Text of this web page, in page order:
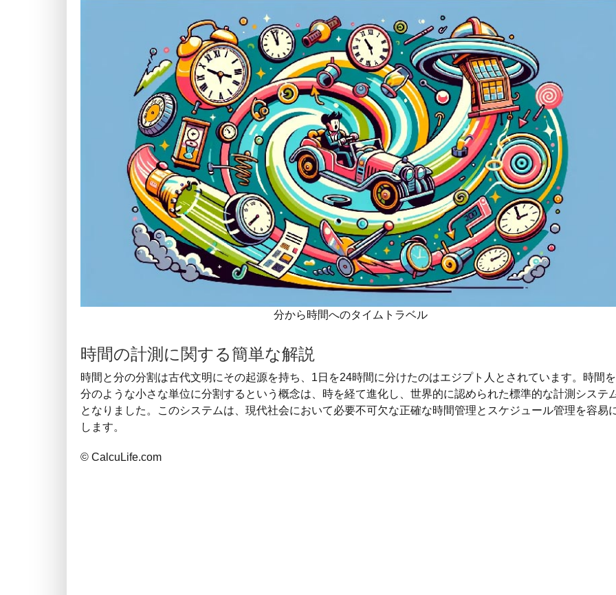
分から時間へのタイムトラベル
時間の計測に関する簡単な解説
時間と分の分割は古代文明にその起源を持ち、1日を24時間に分けたのはエジプト人とされています。時間を
分のような小さな単位に分割するという概念は、時を経て進化し、世界的に認められた標準的な計測システ
となりました。このシステムは、現代社会において必要不可欠な正確な時間管理とスケジュール管理を容易
します。
© CalcuLife.com